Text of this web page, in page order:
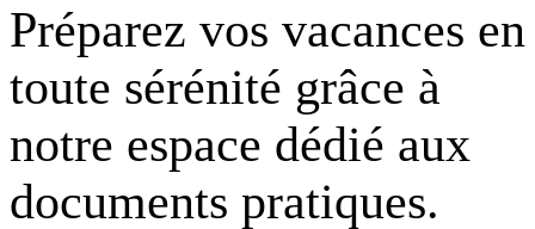
Préparez vos vacances en
toute sérénité grâce à
notre espace dédié aux
documents pratiques.